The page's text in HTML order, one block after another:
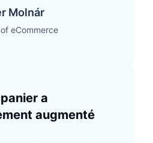
Molnár
eCommerce
a
augmenté